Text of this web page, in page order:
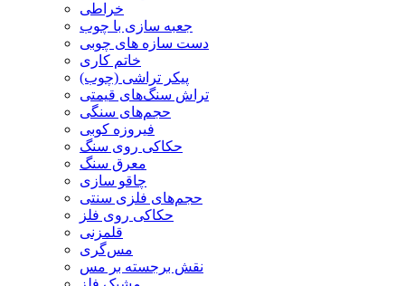
خراطی
جعبه سازی با چوب
دست سازه های چوبی
خاتم کاری
پیکر تراشی (چوب)
تراش سنگ‌های قیمتی
حجم‌های سنگی
فیروزه کوبی
حکاکی روی سنگ
معرق سنگ
چاقو سازی
حجم‌های فلزی سنتی
حکاکی روی فلز
قلمزنی
مس‌گری
نقش برجسته بر مس